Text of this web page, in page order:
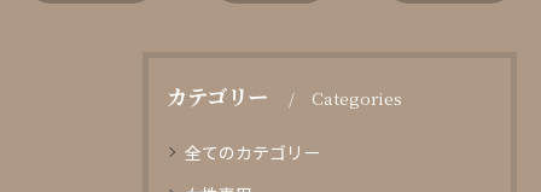
カテゴリー Categories
全てのカテゴリー